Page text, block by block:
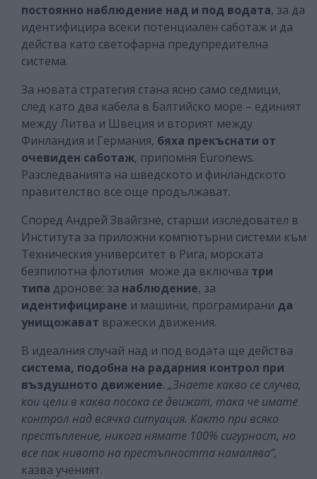
постоянно наблюдение над и под водата, за да
идентифицира всеки потенциален саботаж и да
действа като светофарна предупредителна
система.
За новата стратегия стана ясно само седмици,
след като два кабела в Балтийско море – единият
между Литва и Швеция и вторият между
Финландия и Германия, бяха прекъснати от
очевиден саботаж, припомня Euronews.
Разследванията на шведското и финландското
правителство все още продължават.
Според Андрей Звайгзне, старши изследовател в
Института за приложни компютърни системи към
Техническия университет в Рига, морската
безпилотна флотилия може да включва три
типа дронове: за наблюдение, за
идентифициране и машини, програмирани да
унищожават вражески движения.
В идеалния случай над и под водата ще действа
система, подобна на радарния контрол при
въздушното движение. „Знаете какво се случва,
кои цели в каква посока се движат, така че имате
контрол над всячка ситуация. Както при всяко
престъпление, никога нямате 100% сигурност, но
все пак нивото на престъпността намалява”,
казва ученият.